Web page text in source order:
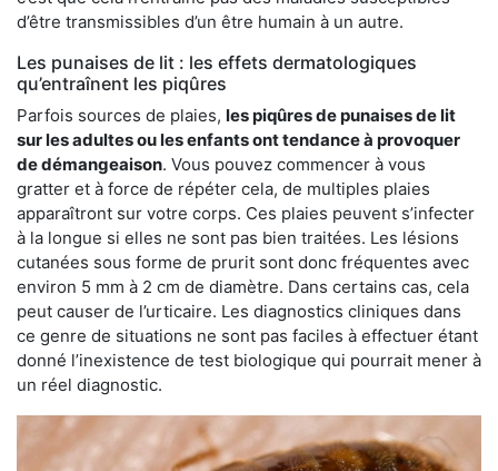
d’être transmissibles d’un être humain à un autre.
Les punaises de lit : les effets dermatologiques
qu’entraînent les piqûres
Parfois sources de plaies, les piqûres de punaises de lit
sur les adultes ou les enfants ont tendance à provoquer
de démangeaison. Vous pouvez commencer à vous
gratter et à force de répéter cela, de multiples plaies
apparaîtront sur votre corps. Ces plaies peuvent s’infecter
à la longue si elles ne sont pas bien traitées. Les lésions
cutanées sous forme de prurit sont donc fréquentes avec
environ 5 mm à 2 cm de diamètre. Dans certains cas, cela
peut causer de l’urticaire. Les diagnostics cliniques dans
ce genre de situations ne sont pas faciles à effectuer étant
donné l’inexistence de test biologique qui pourrait mener à
un réel diagnostic.